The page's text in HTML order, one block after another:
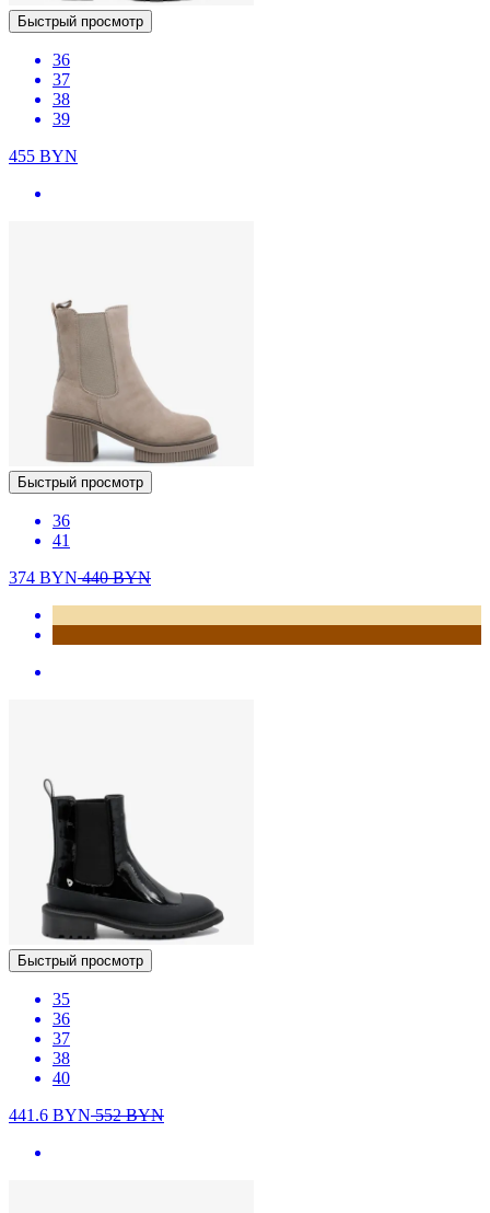
Быстрый просмотр
36
37
38
39
455 BYN
Быстрый просмотр
36
41
374 BYN440BYN
Быстрый просмотр
35
36
37
38
40
441.6 BYN552BYN